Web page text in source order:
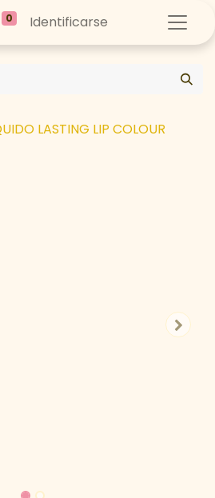
0 Identificarse
LASTING LIP COLOUR